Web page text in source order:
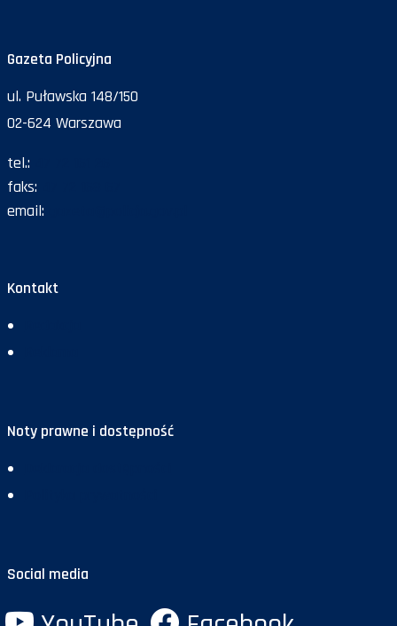
Gazeta Policyjna
ul. Puławska 148/150
02-624 Warszawa
tel.:
faks:
email:
Kontakt
Noty prawne i dostępność
Social media